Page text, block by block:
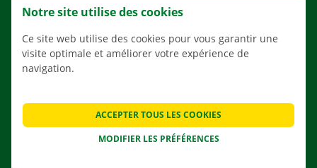
AGENCES
APPLI
CONTACTEZ NOUS
Notre site utilise des cookies
Ce site web utilise des cookies pour vous garantir une
visite optimale et améliorer votre expérience de
navigation.
MODIFIER LES PRÉFÉRENCES
ACCEPTER TOUS LES COOKIES